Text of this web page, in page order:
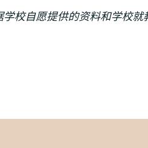
校自愿提供的资料和学校